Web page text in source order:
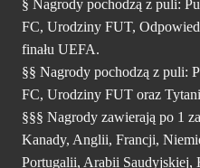
§ Nagrody pochodzą z puli:
FC, Urodziny FUT,
finału UEFA.
§§ Nagrody pochodzą z puli:
FC, Urodziny FUT oraz
§§§ Nagrody zawierają po 1
Kanady, Anglii, Francji,
Portugalii, Arabii Saudyjskiej,